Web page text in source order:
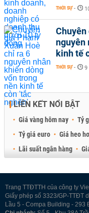
THỜI SỰ -
Chuyên
nguyên
kinh tế
THỜI SỰ - 9
LIÊN KẾT NỔI BẬT
Giá vàng hôm nay Tỷ
Tỷ giá euro
Giá heo
Lãi suất ngân hàng
Trang TTĐTTH của công ty
Giấy phép số 3323/GP-TTĐT
Lầu 5 - Compa Building - 293